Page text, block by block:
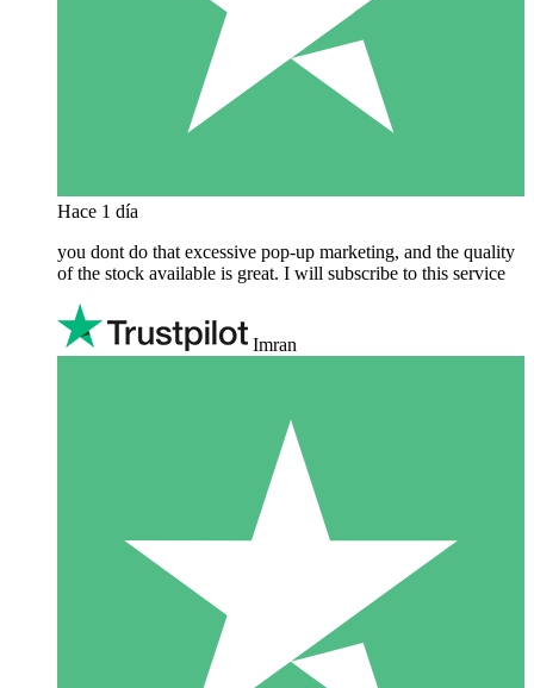
Hace 1 día
you dont do that excessive pop-up marketing, and the quality
of the stock available is great. I will subscribe to this service
Imran